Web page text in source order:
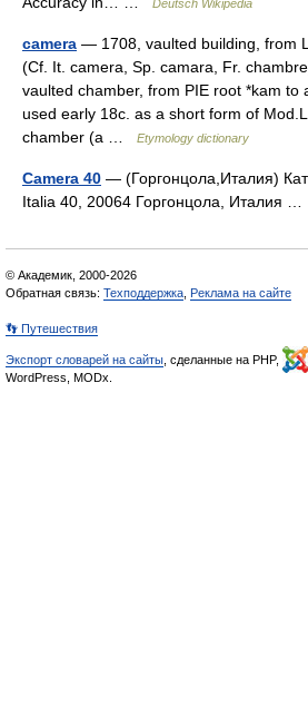
Deutsch Wikipedia
camera — 1708, vaulted building, from
(Cf. It. camera, Sp. camara, Fr.
vaulted chamber, from PIE root *kam to
used early 18c. as a short form of
chamber (a …
Etymology dictionary
Camera 40 — (Горгонцола,Италия)
Italia 40, 20064 Горгонцола, Италия …
© Академик, 2000-2026
Обратная связь: Техподдержка Реклама на сайте
👣 Путешествия
Экспорт словарей на сайты , сделанные на PHP,
WordPress, MODx.